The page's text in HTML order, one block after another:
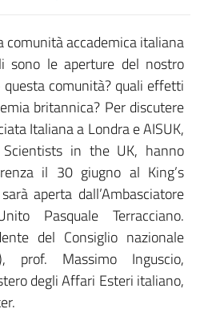
comunità accademica italiana
sono le aperture del nostro
comunità? quali effetti
britannica? Per discutere
Italiana a Londra e AISUK,
Scientists in the UK, hanno
il 30 giugno al King’s
aperta dall’Ambasciatore
Pasquale Terracciano.
del Consiglio nazionale
prof. Massimo Inguscio,
degli Affari Esteri italiano,